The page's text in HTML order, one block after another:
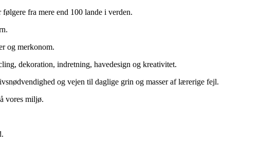
fra mere end 100 lande i verden.
og merkonom.
dekoration, indretning, havedesign og kreativitet.
og vejen til daglige grin og masser af lærerige fejl.
vores miljø.